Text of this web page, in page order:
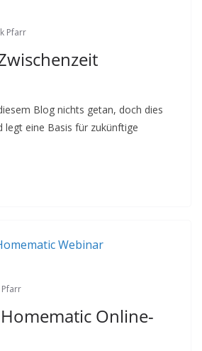
Pfarr
Blog nichts getan, doch dies
legt eine Basis für zukünftige
Pfarr
Online-